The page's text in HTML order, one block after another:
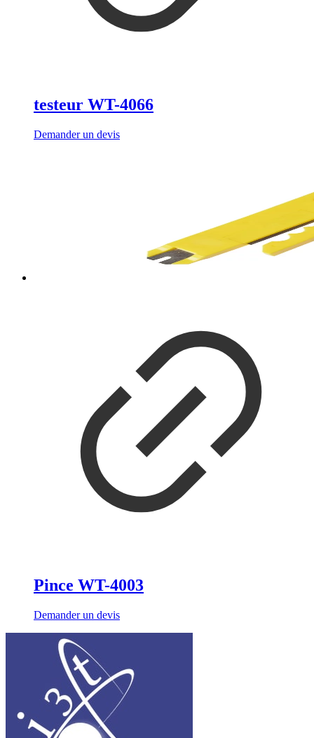
testeur WT-4066
Demander un devis
Pince WT-4003
Demander un devis